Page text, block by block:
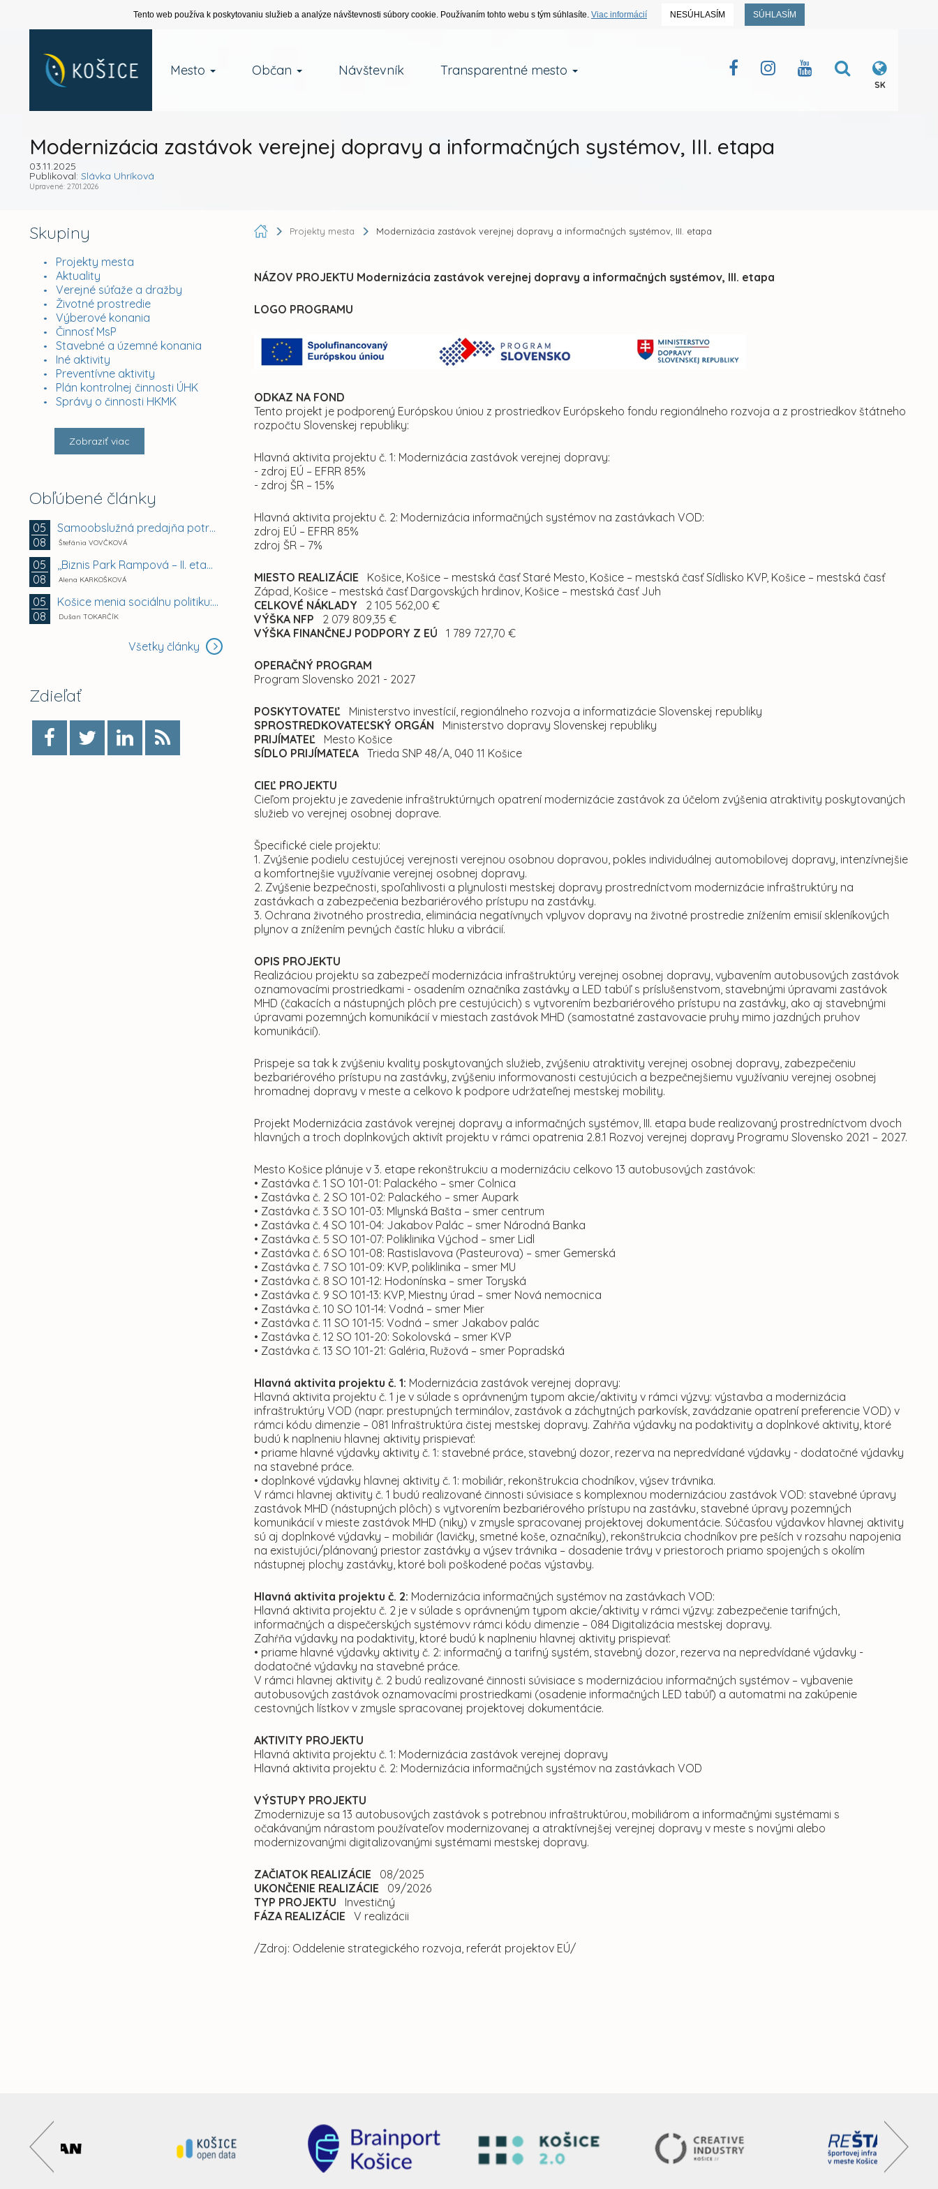
Tento web používa k poskytovaniu služieb a analýze návštevnosti súbory cookie. Používaním tohto webu s tým súhlasíte. Viac informácií NESÚHLASÍM SÚHLASÍM
Mesto Občan Návštevník Transparentné mesto
SK
Modernizácia zastávok verejnej dopravy a informačných systémov, III. etapa
03.11.2025
Publikoval: Slávka Uhríková
Upravené: 27.01.2026
Skupiny
Projekty mesta
Aktuality
Verejné súťaže a dražby
Životné prostredie
Výberové konania
Činnosť MsP
Stavebné a územné konania
Iné aktivity
Preventívne aktivity
Plán kontrolnej činnosti ÚHK
Správy o činnosti HKMK
Zobraziť viac
Obľúbené články
05
08
Samoobslužná predajňa potravín a doplnkového tovaru
Štefánia VOVČKOVÁ
05
08
,,Biznis Park Rampová – II. etapa, Rampová ul.,...
Alena KARKOŠKOVÁ
05
08
Košice menia sociálnu politiku: chránia mestské byty...
Dušan TOKARČÍK
Všetky články
Zdieľať
Projekty mesta Modernizácia zastávok verejnej dopravy a informačných systémov, III. etapa
NÁZOV PROJEKTU Modernizácia zastávok verejnej dopravy a informačných systémov, III. etapa
LOGO PROGRAMU
ODKAZ NA FOND
Tento projekt je podporený Európskou úniou z prostriedkov Európskeho fondu regionálneho rozvoja a z prostriedkov štátneho
rozpočtu Slovenskej republiky:
Hlavná aktivita projektu č. 1: Modernizácia zastávok verejnej dopravy:
- zdroj EÚ – EFRR 85%
- zdroj ŠR – 15%
Hlavná aktivita projektu č. 2: Modernizácia informačných systémov na zastávkach VOD:
zdroj EÚ – EFRR 85%
zdroj ŠR – 7%
MIESTO REALIZÁCIE Košice, Košice – mestská časť Staré Mesto, Košice – mestská časť Sídlisko KVP, Košice – mestská časť
Západ, Košice – mestská časť Dargovských hrdinov, Košice – mestská časť Juh
CELKOVÉ NÁKLADY 2 105 562,00 €
VÝŠKA NFP 2 079 809,35 €
VÝŠKA FINANČNEJ PODPORY Z EÚ 1 789 727,70 €
OPERAČNÝ PROGRAM
Program Slovensko 2021 - 2027
POSKYTOVATEĽ Ministerstvo investícií, regionálneho rozvoja a informatizácie Slovenskej republiky
SPROSTREDKOVATEĽSKÝ ORGÁN Ministerstvo dopravy Slovenskej republiky
PRIJÍMATEĽ Mesto Košice
SÍDLO PRIJÍMATEĽA Trieda SNP 48/A, 040 11 Košice
CIEĽ PROJEKTU
Cieľom projektu je zavedenie infraštruktúrnych opatrení modernizácie zastávok za účelom zvýšenia atraktivity poskytovaných
služieb vo verejnej osobnej doprave.
Špecifické ciele projektu:
1. Zvýšenie podielu cestujúcej verejnosti verejnou osobnou dopravou, pokles individuálnej automobilovej dopravy, intenzívnejšie
a komfortnejšie využívanie verejnej osobnej dopravy.
2. Zvýšenie bezpečnosti, spoľahlivosti a plynulosti mestskej dopravy prostredníctvom modernizácie infraštruktúry na
zastávkach a zabezpečenia bezbariérového prístupu na zastávky.
3. Ochrana životného prostredia, eliminácia negatívnych vplyvov dopravy na životné prostredie znížením emisií skleníkových
plynov a znížením pevných častíc hluku a vibrácií.
OPIS PROJEKTU
Realizáciou projektu sa zabezpečí modernizácia infraštruktúry verejnej osobnej dopravy, vybavením autobusových zastávok
oznamovacími prostriedkami - osadením označníka zastávky a LED tabúľ s príslušenstvom, stavebnými úpravami zastávok
MHD (čakacích a nástupných plôch pre cestujúcich) s vytvorením bezbariérového prístupu na zastávky, ako aj stavebnými
úpravami pozemných komunikácií v miestach zastávok MHD (samostatné zastavovacie pruhy mimo jazdných pruhov
komunikácií).
Prispeje sa tak k zvýšeniu kvality poskytovaných služieb, zvýšeniu atraktivity verejnej osobnej dopravy, zabezpečeniu
bezbariérového prístupu na zastávky, zvýšeniu informovanosti cestujúcich a bezpečnejšiemu využívaniu verejnej osobnej
hromadnej dopravy v meste a celkovo k podpore udržateľnej mestskej mobility.
Projekt Modernizácia zastávok verejnej dopravy a informačných systémov, III. etapa bude realizovaný prostredníctvom dvoch
hlavných a troch doplnkových aktivít projektu v rámci opatrenia 2.8.1 Rozvoj verejnej dopravy Programu Slovensko 2021 – 2027.
Mesto Košice plánuje v 3. etape rekonštrukciu a modernizáciu celkovo 13 autobusových zastávok:
• Zastávka č. 1 SO 101-01: Palackého – smer Colnica
• Zastávka č. 2 SO 101-02: Palackého – smer Aupark
• Zastávka č. 3 SO 101-03: Mlynská Bašta – smer centrum
• Zastávka č. 4 SO 101-04: Jakabov Palác – smer Národná Banka
• Zastávka č. 5 SO 101-07: Poliklinika Východ – smer Lidl
• Zastávka č. 6 SO 101-08: Rastislavova (Pasteurova) – smer Gemerská
• Zastávka č. 7 SO 101-09: KVP, poliklinika – smer MU
• Zastávka č. 8 SO 101-12: Hodonínska – smer Toryská
• Zastávka č. 9 SO 101-13: KVP, Miestny úrad – smer Nová nemocnica
• Zastávka č. 10 SO 101-14: Vodná – smer Mier
• Zastávka č. 11 SO 101-15: Vodná – smer Jakabov palác
• Zastávka č. 12 SO 101-20: Sokolovská – smer KVP
• Zastávka č. 13 SO 101-21: Galéria, Ružová – smer Popradská
Hlavná aktivita projektu č. 1: Modernizácia zastávok verejnej dopravy:
Hlavná aktivita projektu č. 1 je v súlade s oprávneným typom akcie/aktivity v rámci výzvy: výstavba a modernizácia
infraštruktúry VOD (napr. prestupných terminálov, zastávok a záchytných parkovísk, zavádzanie opatrení preferencie VOD) v
rámci kódu dimenzie – 081 Infraštruktúra čistej mestskej dopravy. Zahŕňa výdavky na podaktivity a doplnkové aktivity, ktoré
budú k naplneniu hlavnej aktivity prispievať:
• priame hlavné výdavky aktivity č. 1: stavebné práce, stavebný dozor, rezerva na nepredvídané výdavky - dodatočné výdavky
na stavebné práce.
• doplnkové výdavky hlavnej aktivity č. 1: mobiliár, rekonštrukcia chodníkov, výsev trávnika.
V rámci hlavnej aktivity č. 1 budú realizované činnosti súvisiace s komplexnou modernizáciou zastávok VOD: stavebné úpravy
zastávok MHD (nástupných plôch) s vytvorením bezbariérového prístupu na zastávku, stavebné úpravy pozemných
komunikácií v mieste zastávok MHD (niky) v zmysle spracovanej projektovej dokumentácie. Súčasťou výdavkov hlavnej aktivity
sú aj doplnkové výdavky – mobiliár (lavičky, smetné koše, označníky), rekonštrukcia chodníkov pre peších v rozsahu napojenia
na existujúci/plánovaný priestor zastávky a výsev trávnika – dosadenie trávy v priestoroch priamo spojených s okolím
nástupnej plochy zastávky, ktoré boli poškodené počas výstavby.
Hlavná aktivita projektu č. 2: Modernizácia informačných systémov na zastávkach VOD:
Hlavná aktivita projektu č. 2 je v súlade s oprávneným typom akcie/aktivity v rámci výzvy: zabezpečenie tarifných,
informačných a dispečerských systémovv rámci kódu dimenzie – 084 Digitalizácia mestskej dopravy.
Zahŕňa výdavky na podaktivity, ktoré budú k naplneniu hlavnej aktivity prispievať:
• priame hlavné výdavky aktivity č. 2: informačný a tarifný systém, stavebný dozor, rezerva na nepredvídané výdavky -
dodatočné výdavky na stavebné práce.
V rámci hlavnej aktivity č. 2 budú realizované činnosti súvisiace s modernizáciou informačných systémov – vybavenie
autobusových zastávok oznamovacími prostriedkami (osadenie informačných LED tabúľ) a automatmi na zakúpenie
cestovných lístkov v zmysle spracovanej projektovej dokumentácie.
AKTIVITY PROJEKTU
Hlavná aktivita projektu č. 1: Modernizácia zastávok verejnej dopravy
Hlavná aktivita projektu č. 2: Modernizácia informačných systémov na zastávkach VOD
VÝSTUPY PROJEKTU
Zmodernizuje sa 13 autobusových zastávok s potrebnou infraštruktúrou, mobiliárom a informačnými systémami s
očakávaným nárastom používateľov modernizovanej a atraktívnejšej verejnej dopravy v meste s novými alebo
modernizovanými digitalizovanými systémami mestskej dopravy.
ZAČIATOK REALIZÁCIE 08/2025
UKONČENIE REALIZÁCIE 09/2026
TYP PROJEKTU Investičný
FÁZA REALIZÁCIE V realizácii
/Zdroj: Oddelenie strategického rozvoja, referát projektov EÚ/